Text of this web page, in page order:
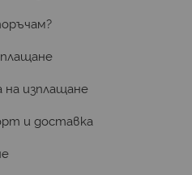
на изплащане
и доставка